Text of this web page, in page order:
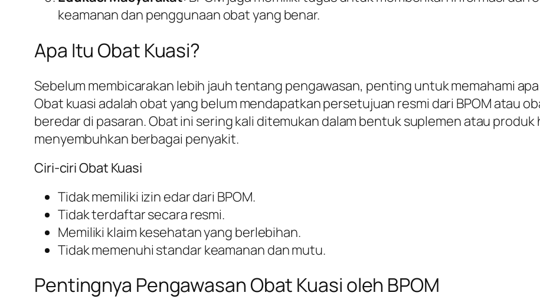
keamanan dan penggunaan obat yang benar.
Apa Itu Obat Kuasi?
Sebelum membicarakan lebih jauh tentang pengawasan, penting untuk memahami
Obat kuasi adalah obat yang belum mendapatkan persetujuan resmi dari BPOM atau
beredar di pasaran. Obat ini sering kali ditemukan dalam bentuk suplemen atau produk
menyembuhkan berbagai penyakit.
Ciri-ciri Obat Kuasi
Tidak memiliki izin edar dari BPOM.
Tidak terdaftar secara resmi.
Memiliki klaim kesehatan yang berlebihan.
Tidak memenuhi standar keamanan dan mutu.
Pentingnya Pengawasan Obat Kuasi oleh BPOM